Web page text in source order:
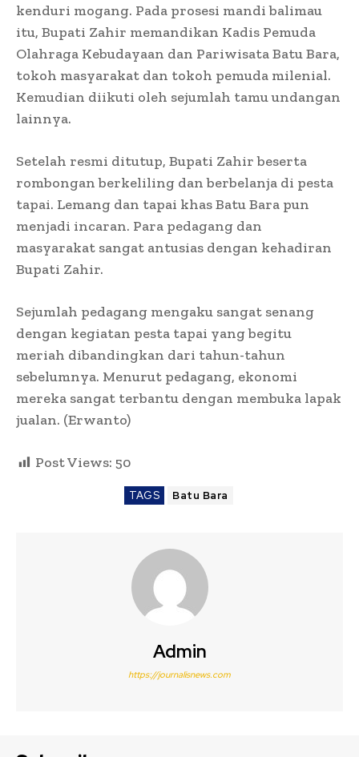
kenduri mogang. Pada prosesi mandi balimau
itu, Bupati Zahir memandikan Kadis Pemuda
Olahraga Kebudayaan dan Pariwisata Batu Bara,
tokoh masyarakat dan tokoh pemuda milenial.
Kemudian diikuti oleh sejumlah tamu undangan
lainnya.
Setelah resmi ditutup, Bupati Zahir beserta
rombongan berkeliling dan berbelanja di pesta
tapai. Lemang dan tapai khas Batu Bara pun
menjadi incaran. Para pedagang dan
masyarakat sangat antusias dengan kehadiran
Bupati Zahir.
Sejumlah pedagang mengaku sangat senang
dengan kegiatan pesta tapai yang begitu
meriah dibandingkan dari tahun-tahun
sebelumnya. Menurut pedagang, ekonomi
mereka sangat terbantu dengan membuka lapak
jualan. (Erwanto)
Post Views: 50
TAGS Batu Bara
Admin
https://journalisnews.com